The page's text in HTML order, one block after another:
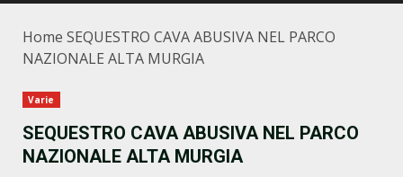
Home SEQUESTRO CAVA ABUSIVA NEL PARCO
NAZIONALE ALTA MURGIA
Varie
SEQUESTRO CAVA ABUSIVA NEL PARCO
NAZIONALE ALTA MURGIA